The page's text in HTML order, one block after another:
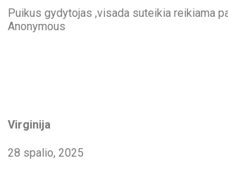
Puikus gydytojas ,visada suteikia reikiama
Anonymous
Virginija
28 spalio, 2025